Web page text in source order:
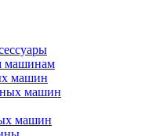
машинам
машин
машин
машин